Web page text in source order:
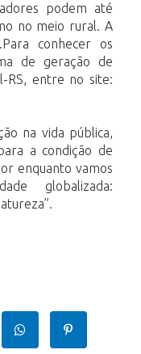
podem até
no meio rural. A
conhecer os
de geração de
RS, entre no site:
na vida pública,
a condição de
enquanto vamos
globalizada: